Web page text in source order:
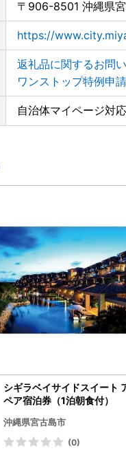
〒906-8501 沖縄県
https://
返礼品に関するお問
ワンストップ特例申
自治体マイページ対応
シギラベイサイドスイート
ペア宿泊券（1泊朝食付）
沖縄県宮古島市
(0)